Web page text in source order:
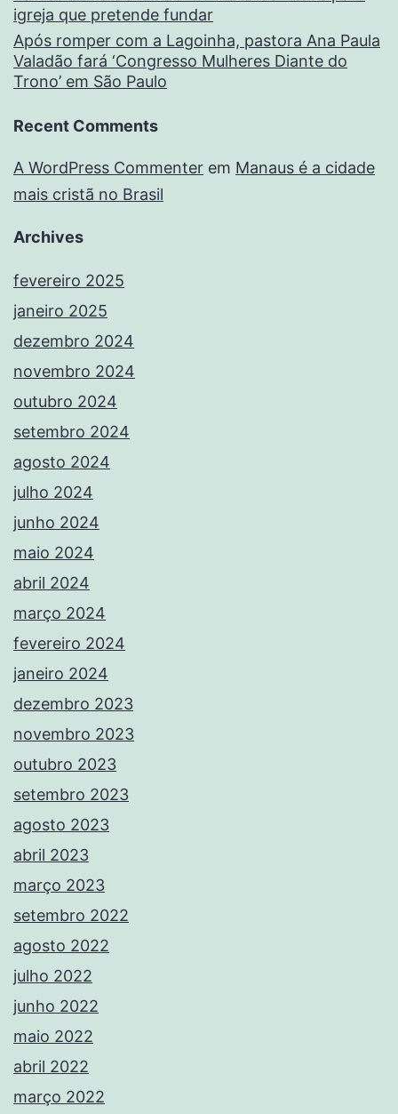
igreja que pretende fundar
Após romper com a Lagoinha, pastora Ana Paula
Valadão fará ‘Congresso Mulheres Diante do
Trono’ em São Paulo
Recent Comments
A WordPress Commenter em Manaus é a cidade
mais cristã no Brasil
Archives
fevereiro 2025
janeiro 2025
dezembro 2024
novembro 2024
outubro 2024
setembro 2024
agosto 2024
julho 2024
junho 2024
maio 2024
abril 2024
março 2024
fevereiro 2024
janeiro 2024
dezembro 2023
novembro 2023
outubro 2023
setembro 2023
agosto 2023
abril 2023
março 2023
setembro 2022
agosto 2022
julho 2022
junho 2022
maio 2022
abril 2022
março 2022